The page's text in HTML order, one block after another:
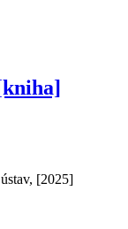
[2025]